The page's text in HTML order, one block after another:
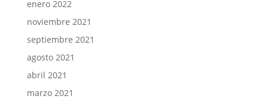
enero 2022
noviembre 2021
septiembre 2021
agosto 2021
abril 2021
marzo 2021